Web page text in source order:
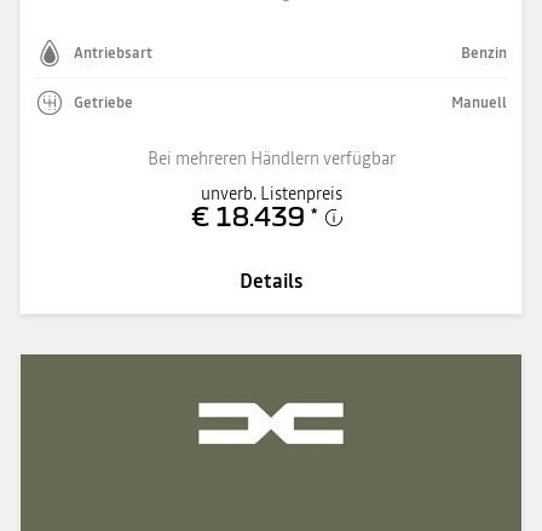
Antriebsart Benzin
Getriebe Manuell
Bei mehreren Händlern verfügbar
unverb. Listenpreis
€ 18.439 *
Details